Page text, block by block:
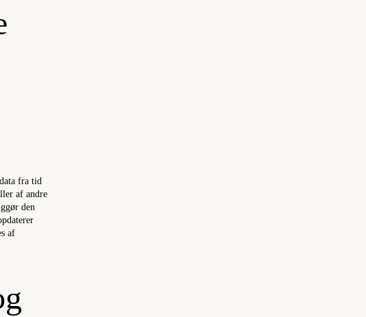
fra tid
af andre
den
af